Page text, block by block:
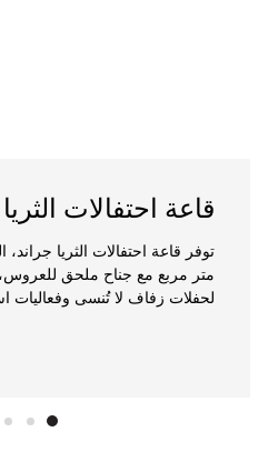
قاعة احتفالات
متر مربع مع جناح ملحق للعروس،
لحفلات زفاف لا تُنسى وفعاليات